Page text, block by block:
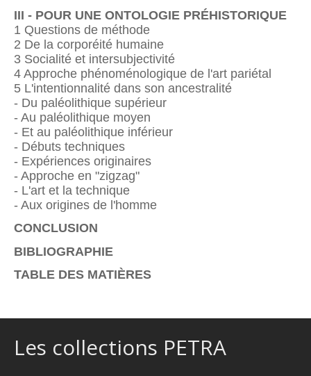
III - POUR UNE ONTOLOGIE PRÉHISTORIQUE
1 Questions de méthode
2 De la corporéité humaine
3 Socialité et intersubjectivité
4 Approche phénoménologique de l'art pariétal
5 L'intentionnalité dans son ancestralité
- Du paléolithique supérieur
- Au paléolithique moyen
- Et au paléolithique inférieur
- Débuts techniques
- Expériences originaires
- Approche en "zigzag"
- L'art et la technique
- Aux origines de l'homme
CONCLUSION
BIBLIOGRAPHIE
TABLE DES MATIÈRES
Les collections PETRA